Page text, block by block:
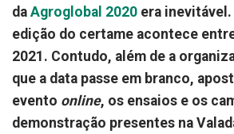
da Agroglobal 2020 era
edição do certame acontece
2021. Contudo, além de a
que a data passe em branco,
evento online, os ensaios e os
demonstração presentes na